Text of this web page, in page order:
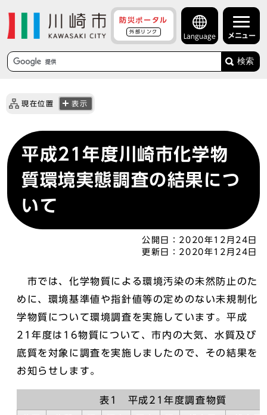
防災ポータル
外部リンク
Language メニュー
検索
現在位置 表示
平成21年度川崎市化学物
質環境実態調査の結果につ
いて
公開日： 2020年12月24日
更新日： 2020年12月24日
市では、化学物質による環境汚染の未然防止のた
めに、環境基準値や指針値等の定めのない未規制化
学物質について環境調査を実施しています。平成
21年度は16物質について、市内の大気、水質及び
底質を対象に調査を実施しましたので、その結果を
お知らせします。
表1 平成21年度調査物質